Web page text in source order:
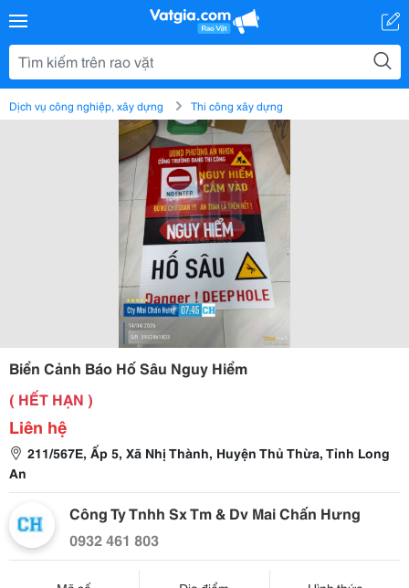
Dịch vụ công nghiệp, xây dựng Thi công xây dựng
Biển Cảnh Báo Hố Sâu Nguy Hiểm
( HẾT HẠN )
Liên hệ
211/567E, Ấp 5, Xã Nhị Thành, Huyện Thủ Thừa, Tỉnh Long
An
Công Ty Tnhh Sx Tm & Dv Mai Chấn Hưng
0932 461 803